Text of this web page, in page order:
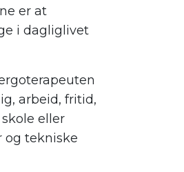
er at
i dagliglivet
arbeid, fritid,
eller
og tekniske